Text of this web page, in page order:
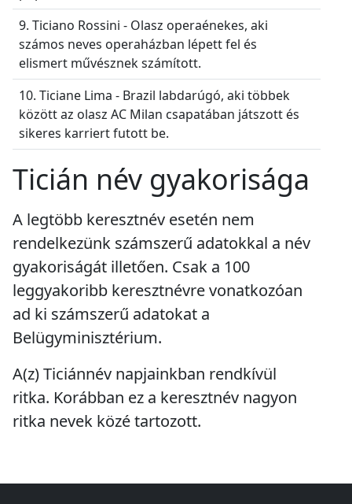
9. Ticiano Rossini - Olasz operaénekes, aki
számos neves operaházban lépett fel és
elismert művésznek számított.
10. Ticiane Lima - Brazil labdarúgó, aki többek
között az olasz AC Milan csapatában játszott és
sikeres karriert futott be.
Ticián név gyakorisága
A legtöbb keresztnév esetén nem
rendelkezünk számszerű adatokkal a név
gyakoriságát illetően. Csak a 100
leggyakoribb keresztnévre vonatkozóan
ad ki számszerű adatokat a
Belügyminisztérium.
A(z) Ticiánnév napjainkban rendkívül
ritka. Korábban ez a keresztnév nagyon
ritka nevek közé tartozott.